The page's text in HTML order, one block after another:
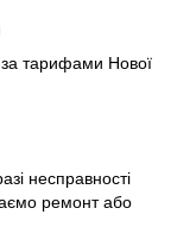
за тарифами Нової
несправності
ремонт або